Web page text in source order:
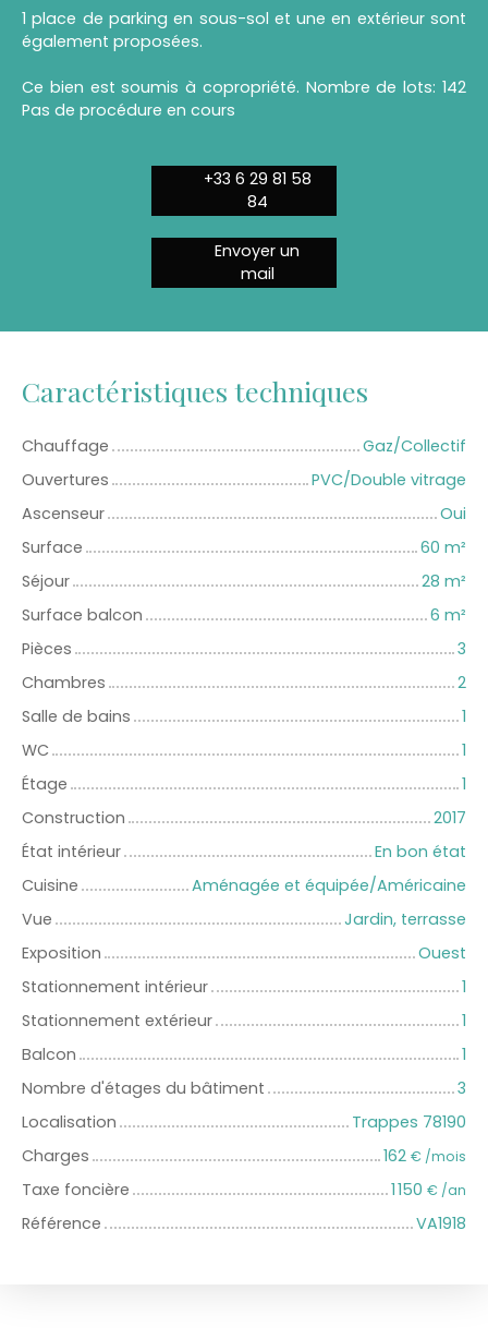
1 place de parking en sous-sol et une en extérieur sont
également proposées.
Ce bien est soumis à copropriété. Nombre de lots: 142
Pas de procédure en cours
+33 6 29 81 58
84
Envoyer un
mail
Caractéristiques techniques
Chauffage
Gaz/Collectif
Ouvertures
PVC/Double vitrage
Ascenseur
Oui
Surface
60 m²
Séjour
28 m²
Surface balcon
6 m²
Pièces
3
Chambres
2
Salle de bains
1
WC
1
Étage
1
Construction
2017
État intérieur
En bon état
Cuisine
Aménagée et équipée/Américaine
Vue
Jardin, terrasse
Exposition
Ouest
Stationnement intérieur
1
Stationnement extérieur
1
Balcon
1
Nombre d'étages du bâtiment
3
Localisation
Trappes 78190
Charges
162 € /mois
Taxe foncière 1 150 € /an
Référence VA1918